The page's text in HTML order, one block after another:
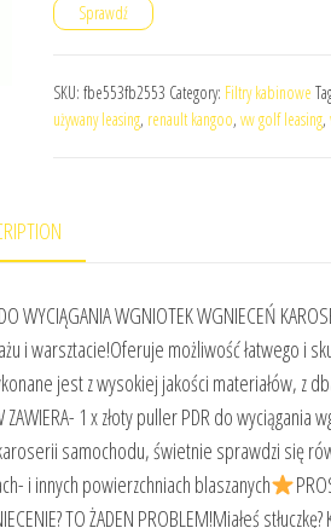
Sprawdź
SKU: fbe553fb2553 Category: Filtry kabinowe
używany leasing, renault kangoo, vw golf leasing,
WYCIĄGANIA WGNIOTEK WGNIECEŃ
i warsztacie!Oferuje możliwość łatwego i
jest z wysokiej jakości materiałów, z
ZAWIERA- 1 x złoty puller PDR do
samochodu, świetnie sprawdzi się
i innych powierzchniach blaszanych
TO ŻADEN PROBLEM!Miałeś